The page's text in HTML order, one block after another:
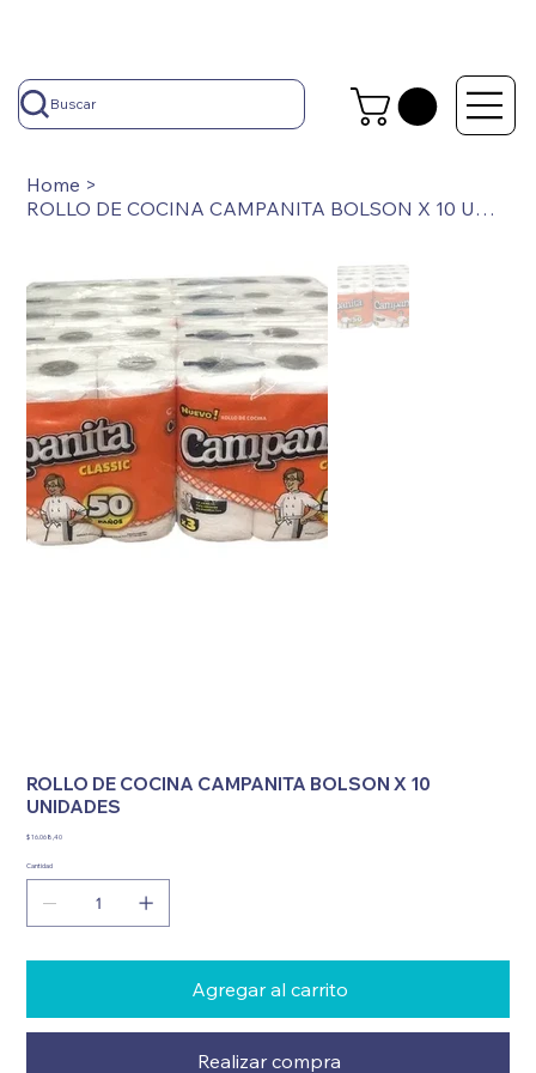
Buscar
Home >
ROLLO DE COCINA CAMPANITA BOLSON X 10 UNIDADES
ROLLO DE COCINA CAMPANITA BOLSON X 10
UNIDADES
Precio
$ 16.068,40
Cantidad
Agregar al carrito
Realizar compra